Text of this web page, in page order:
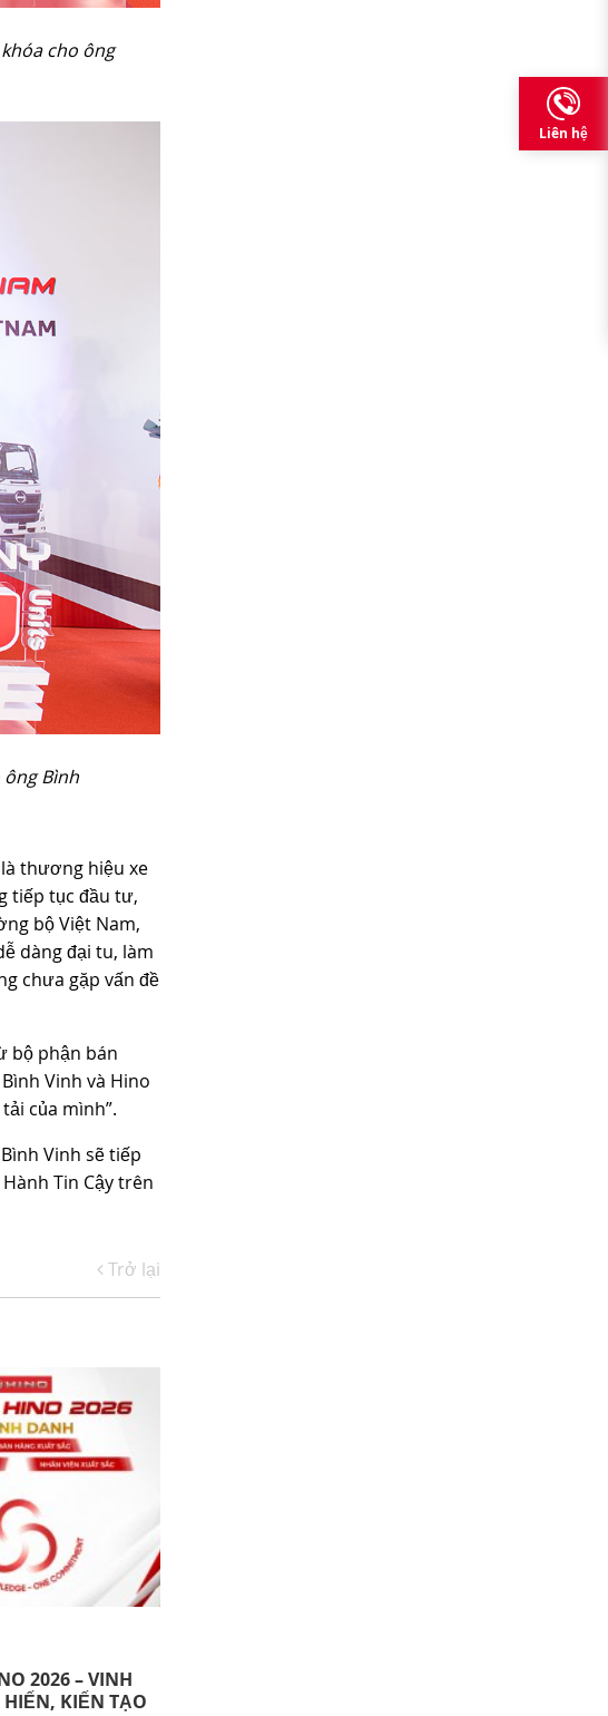
cho ông
Bình
thương hiệu xe
tiếp tục đầu tư,
bộ Việt Nam,
dàng đại tu, làm
chưa gặp vấn đề
bộ phận bán
Vinh và Hino
của mình”.
Vinh sẽ tiếp
Tin Cậy trên
Trở lại
2026 – VINH
HIẾN, KIẾN TẠO
Liên hệ